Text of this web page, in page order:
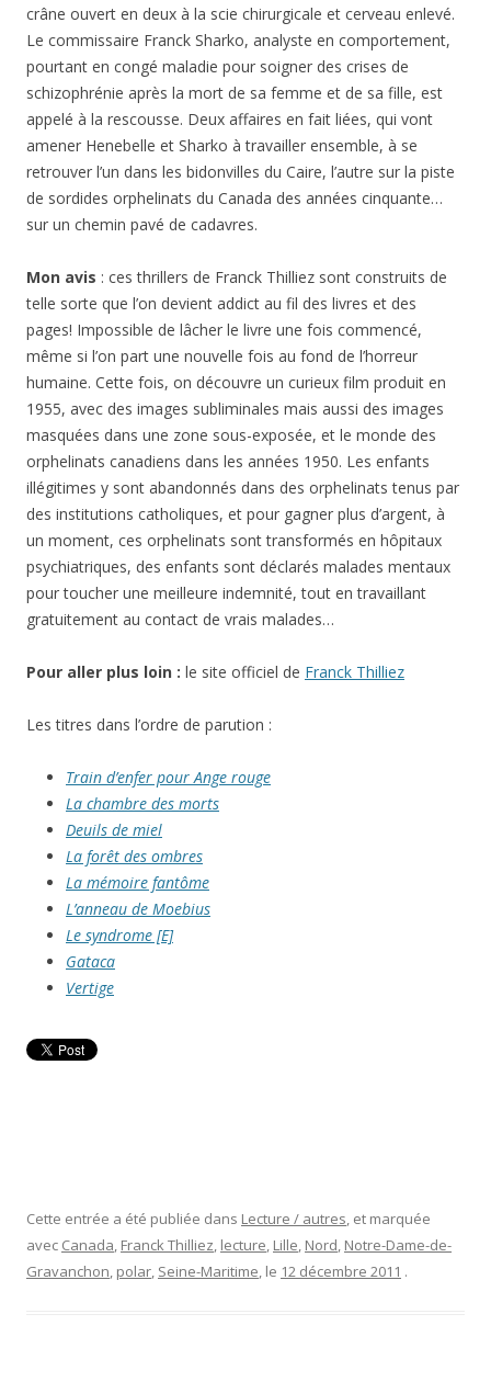
crâne ouvert en deux à la scie chirurgicale et cerveau enlevé.
Le commissaire Franck Sharko, analyste en comportement,
pourtant en congé maladie pour soigner des crises de
schizophrénie après la mort de sa femme et de sa fille, est
appelé à la rescousse. Deux affaires en fait liées, qui vont
amener Henebelle et Sharko à travailler ensemble, à se
retrouver l’un dans les bidonvilles du Caire, l’autre sur la piste
de sordides orphelinats du Canada des années cinquante…
sur un chemin pavé de cadavres.
Mon avis : ces thrillers de Franck Thilliez sont construits de
telle sorte que l’on devient addict au fil des livres et des
pages! Impossible de lâcher le livre une fois commencé,
même si l’on part une nouvelle fois au fond de l’horreur
humaine. Cette fois, on découvre un curieux film produit en
1955, avec des images subliminales mais aussi des images
masquées dans une zone sous-exposée, et le monde des
orphelinats canadiens dans les années 1950. Les enfants
illégitimes y sont abandonnés dans des orphelinats tenus par
des institutions catholiques, et pour gagner plus d’argent, à
un moment, ces orphelinats sont transformés en hôpitaux
psychiatriques, des enfants sont déclarés malades mentaux
pour toucher une meilleure indemnité, tout en travaillant
gratuitement au contact de vrais malades…
Pour aller plus loin : le site officiel de Franck Thilliez
Les titres dans l’ordre de parution :
Train d’enfer pour Ange rouge
La chambre des morts
Deuils de miel
La forêt des ombres
La mémoire fantôme
L’anneau de Moebius
Le syndrome [E]
Gataca
Vertige
Cette entrée a été publiée dans Lecture / autres, et marquée
avec Canada, Franck Thilliez, lecture, Lille, Nord, Notre-Dame-de-
Gravanchon, polar, Seine-Maritime, le 12 décembre 2011 .